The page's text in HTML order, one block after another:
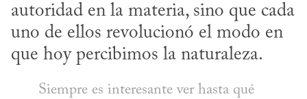
autoridad en la materia, sino que cada
uno de ellos revolucionó el modo en
que hoy percibimos la naturaleza.
Siempre es interesante ver hasta qué